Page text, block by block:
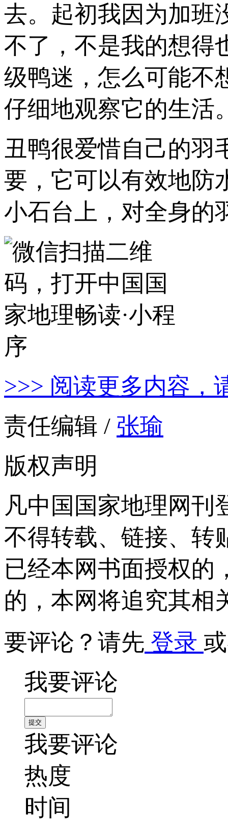
去。起初我因为加班
不了，不是我的想
级鸭迷，怎么可能不
仔细地观察它的生活
丑鸭很爱惜自己的羽
要，它可以有效地防
小石台上，对全身的
>>> 阅读更多内容，
责任编辑 / 张瑜
版权声明
凡中国国家地理网刊
不得转载、链接、转
已经本网书面授权的
的，本网将追究其相
要评论？请先 登录
我要评论
我要评论
热度
时间